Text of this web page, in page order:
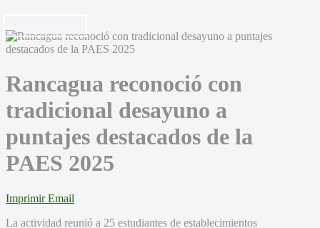
Rancagua reconoció con
tradicional desayuno a
puntajes destacados de la
PAES 2025
Imprimir Email
La actividad reunió a 25 estudiantes de establecimientos